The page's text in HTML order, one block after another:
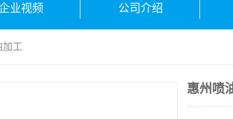
业视频 公司介绍
加工
惠州喷